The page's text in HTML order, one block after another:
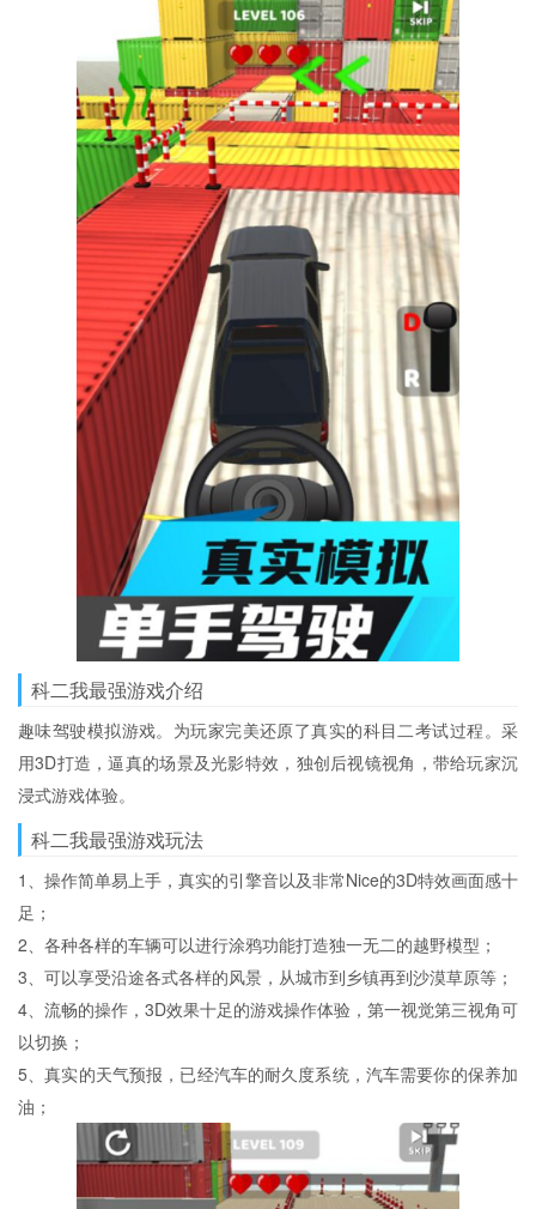
科二我最强游戏介绍
趣味驾驶模拟游戏。为玩家完美还原了真实的科目二考试过程。采
用3D打造，逼真的场景及光影特效，独创后视镜视角，带给玩家沉
浸式游戏体验。
科二我最强游戏玩法
1、操作简单易上手，真实的引擎音以及非常Nice的3D特效画面感十
足；
2、各种各样的车辆可以进行涂鸦功能打造独一无二的越野模型；
3、可以享受沿途各式各样的风景，从城市到乡镇再到沙漠草原等；
4、流畅的操作，3D效果十足的游戏操作体验，第一视觉第三视角可
以切换；
5、真实的天气预报，已经汽车的耐久度系统，汽车需要你的保养加
油；